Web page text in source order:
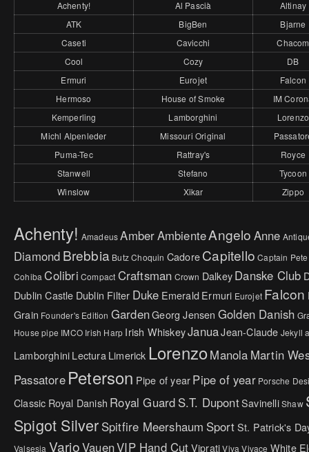
Achenty! Al Pascià
Altinay
ATK
BigBen
Bjarne
Caseti
Cavicchi
Chacom
Cool
Cozy
DB
Ermuri
Eurojet
Falcon
Hermoso
House of Smoke
IM
Kemperling
Lamborghini
Lorenzo
Michl Alpenleder
Missouri Original
Puma-Tec
Rattray's
Royce
Stanwell
Stefano
Tycoon
Winslow
Xikar Zippo
Achenty! Amadeus AmberAmbienteAngelo Anne
Diamond Brebbia Butz Choquin CadoreCapitello Captain Pete
Cohiba Colibri Compact Craftsman Crown DalkeyDanske Club
Dublin Castle Dublin Filter Duke Emerald Ermuri Eurojet Falcon
Grain Founder's Edition GardenGeorg Jensen Golden Danish
House pipe IMCO Irish Harp Irish WhiskeyJanuaJean-Claude Jekyll
LamborghiniLectura Limerick LorenzoManola Martin
Passatore Peterson Pipe of yearPipe of year Porsche
Classic Royal Danish Royal Guard S.T. DupontSavinelliShaw
Spigot Silver Spitfire Meershaum SportSt. Patrick's
Valsesia VarioVauenVIP Hand CutViprati Viva Vivace White